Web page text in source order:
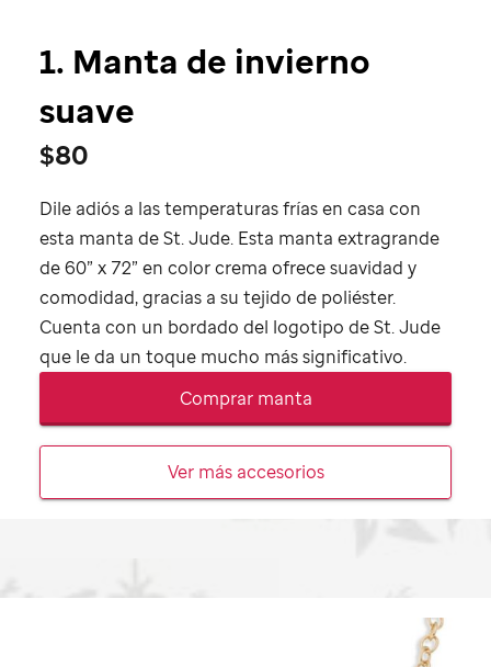
1. Manta de invierno
suave
$80
Dile adiós a las temperaturas frías en casa con
esta manta deSt. Jude. Esta manta extragrande
de 60” x 72” en color crema ofrece suavidad y
comodidad, gracias a su tejido de poliéster.
Cuenta con un bordado del logotipo deSt. Jude
que le da un toque mucho más significativo.
Comprar manta
Ver más accesorios